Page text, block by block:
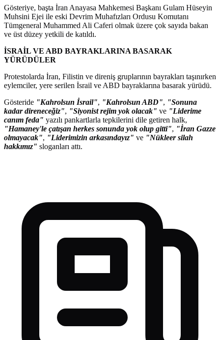
Gösteriye, başta İran Anayasa Mahkemesi Başkanı Gulam Hüseyin
Muhsini Ejei ile eski Devrim Muhafızları Ordusu Komutanı
Tümgeneral Muhammed Ali Caferi olmak üzere çok sayıda bakan
ve üst düzey yetkili de katıldı.
İSRAİL VE ABD BAYRAKLARINA BASARAK
YÜRÜDÜLER
Protestolarda İran, Filistin ve direniş gruplarının bayrakları taşınırken
eylemciler, yere serilen İsrail ve ABD bayraklarına basarak yürüdü.
Gösteride "Kahrolsun İsrail", "Kahrolsun ABD", "Sonuna
kadar direneceğiz", "Siyonist rejim yok olacak" ve "Liderime
canım feda" yazılı pankartlarla tepkilerini dile getiren halk,
"Hamaney'le çatışan herkes sonunda yok olup gitti", "İran Gazze
olmayacak", "Liderimizin arkasındayız" ve "Nükleer silah
hakkımız" sloganları attı.